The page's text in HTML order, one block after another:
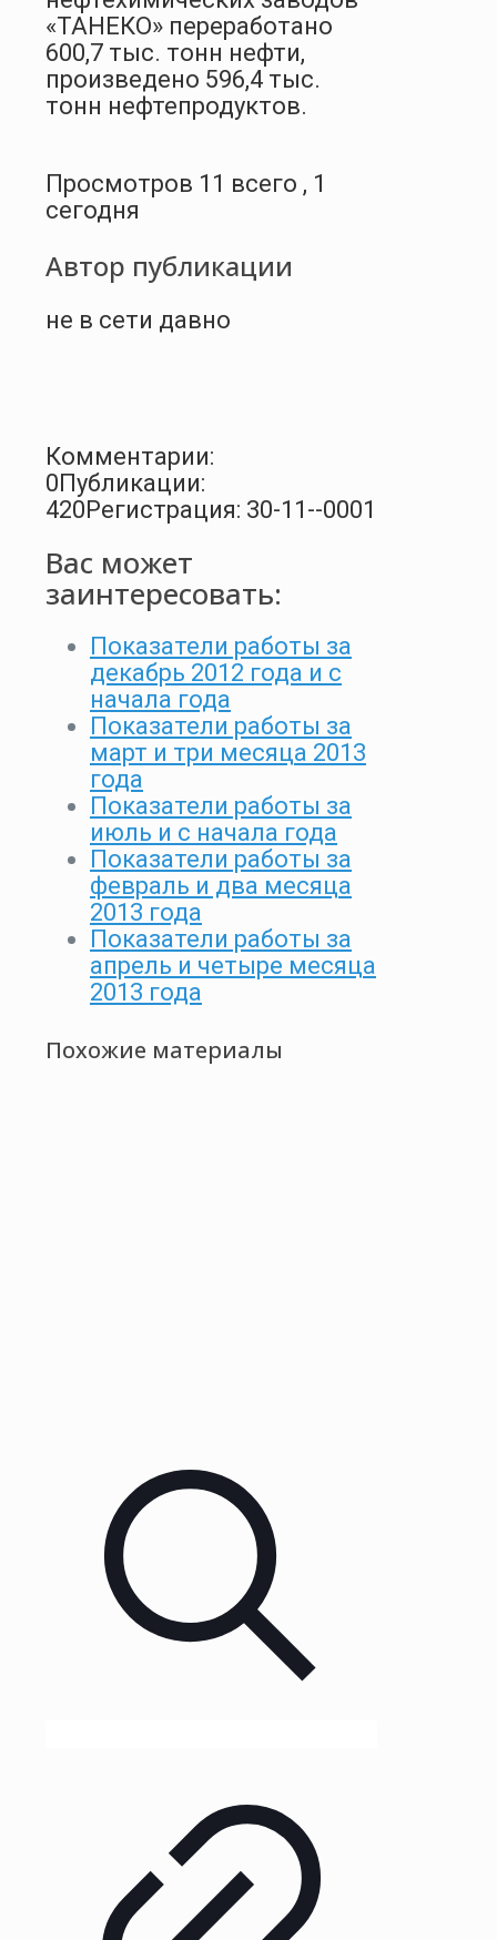
«ТАНЕКО» переработано
600,7 тыс. тонн нефти,
произведено 596,4 тыс.
тонн нефтепродуктов.
Просмотров 11 всего , 1
сегодня
Автор публикации
не в сети давно
Комментарии:
0Публикации:
420Регистрация: 30-11--0001
Вас может
заинтересовать:
Показатели работы за
декабрь 2012 года и с
начала года
Показатели работы за
март и три месяца 2013
года
Показатели работы за
июль и с начала года
Показатели работы за
февраль и два месяца
2013 года
Показатели работы за
апрель и четыре месяца
2013 года
Похожие материалы